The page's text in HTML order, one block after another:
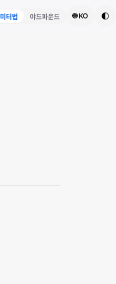
미터법 야드파운드 🌐 KO 🌓